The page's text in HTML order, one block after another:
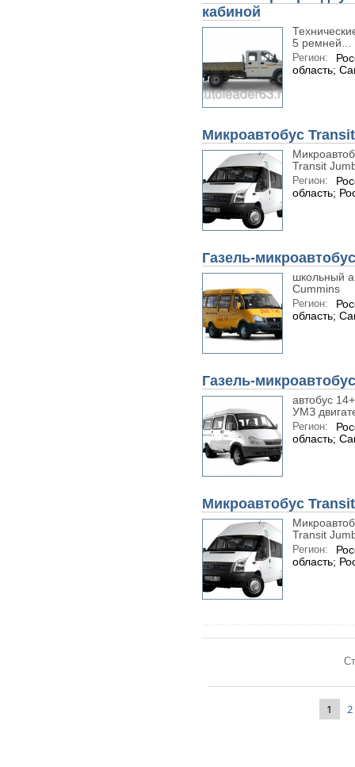
кабиной
5 ремней...
Регион:
область;
Микроавтобус
Transit
Регион:
область;
Газель-
школьный
Cummins
Регион:
область;
Газель-
автобус
УМЗ
Регион:
область;
Микроавтобус
Transit
Регион:
область;
1 2